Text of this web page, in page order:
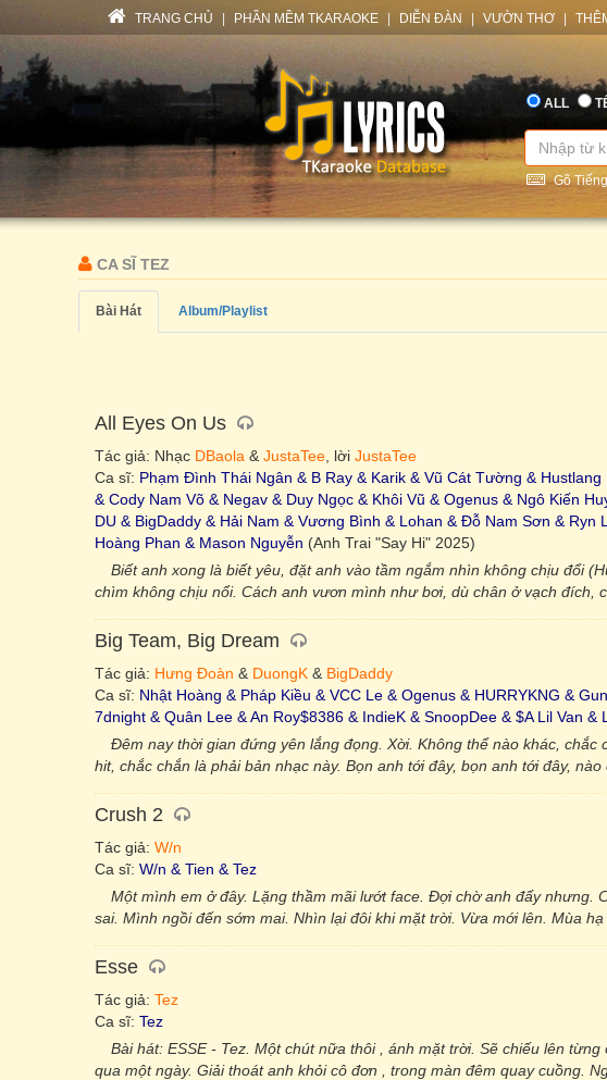
TRANG CHỦ PHẦN MỀM TKARAOKE DIỄN ĐÀN VƯỜN THƠ
ALL
Gõ
CA SĨ TEZ
Bài Hát Album/Playlist
All Eyes On Us
Tác giả: Nhạc DBaola & JustaTee , lời JustaTee
Ca sĩ: Phạm Đình Thái Ngân & B Ray & Karik & Vũ Cát Tường &
& Cody Nam Võ & Negav & Duy Ngọc & Khôi Vũ & Ogenus & Ngô Kiến
DU & BigDaddy & Hải Nam & Vương Bình & Lohan & Đỗ Nam Sơn & Ryn
Hoàng Phan & Mason Nguyễn (Anh Trai "Say Hi" 2025)
Biết anh xong là biết yêu, đặt anh vào tầm ngắm nhìn không chịu đổi
chìm không chịu nổi. Cách anh vươn mình như bơi, dù chân ở vạch đích,
Big Team, Big Dream
Tác giả: Hưng Đoàn & DuongK & BigDaddy
Ca sĩ: Nhật Hoàng & Pháp Kiều & VCC Le & Ogenus & HURRYKNG &
7dnight & Quân Lee & An Roy$8386 & IndieK & SnoopDee & $A Lil Van &
Đêm nay thời gian đứng yên lắng đọng. Xời. Không thể nào khác, chắc
hit, chắc chắn là phải bản nhạc này. Bọn anh tới đây, bọn anh tới đây,
Crush 2
Tác giả: W/n
Ca sĩ: W/n & Tien & Tez
Một mình em ở đây. Lặng thầm mãi lướt face. Đợi chờ anh đấy nhưng.
sai. Mình ngồi đến sớm mai. Nhìn lại đôi khi mặt trời. Vừa mới lên. Mùa
Esse
Tác giả: Tez
Ca sĩ: Tez
Bài hát: ESSE - Tez. Một chút nữa thôi , ánh mặt trời. Sẽ chiếu lên
qua một ngày. Giải thoát anh khỏi cô đơn , trong màn đêm quay cuồng.